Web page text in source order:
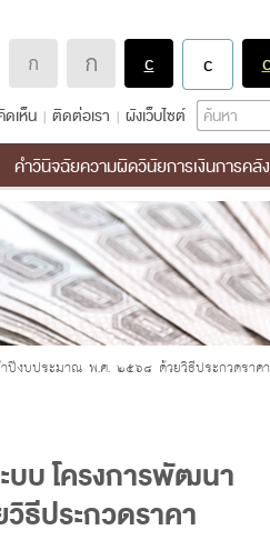
Search
เห็น ติดต่อเรา ผังเว็บไซต์
คำวินิจฉัยความผิดวินัยการเงินการคลัง
ปีงบประมาณ พ.ศ. ๒๕๖๘ ด้วยวิธีประกวดราคา
บบ โครงการพัฒนา
ธีประกวดราคา